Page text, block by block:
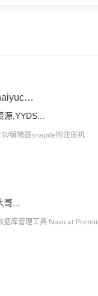
nanhaiyucun
源,YYDS...
编辑器snapde附注册机
...
据库管理工具 Navicat